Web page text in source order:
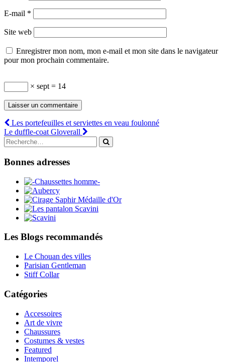
E-mail *
Site web
Enregistrer mon nom, mon e-mail et mon site dans le navigateur
pour mon prochain commentaire.
× sept = 14
Pagination
d'article
Les portefeuilles et serviettes en veau foulonné
Le duffle-coat Gloverall
Search
for:
Bonnes adresses
Les Blogs recommandés
Le Chouan des villes
Parisian Gentleman
Stiff Collar
Catégories
Accessoires
Art de vivre
Chaussures
Costumes & vestes
Featured
Intemporel